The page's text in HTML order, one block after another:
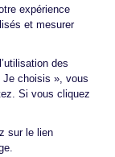
ce soit, ne
l'obtention
• Mentions